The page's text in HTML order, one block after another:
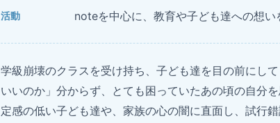
活動 noteを中心に、教育や子ども達への想い
学級崩壊のクラスを受け持ち、子ども達を目の前にし
いいのか」分からず、とても困っていたあの頃の自分
定感の低い子ども達や、家族の心の闇に直面し、試行